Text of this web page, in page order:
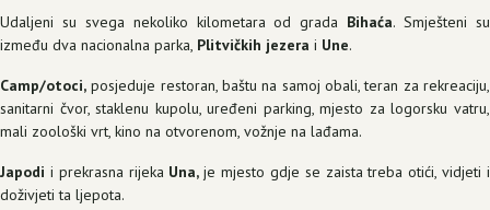
Udaljeni su svega nekoliko kilometara od grada Bihaća. Smješteni su
između dva nacionalna parka, Plitvičkih jezera i Une.
Camp/otoci, posjeduje restoran, baštu na samoj obali, teran za rekreaciju,
sanitarni čvor, staklenu kupolu, uređeni parking, mjesto za logorsku vatru,
mali zoološki vrt, kino na otvorenom, vožnje na lađama.
Japodi i prekrasna rijeka Una,je mjesto gdje se zaista treba otići, vidjeti i
doživjeti ta ljepota.